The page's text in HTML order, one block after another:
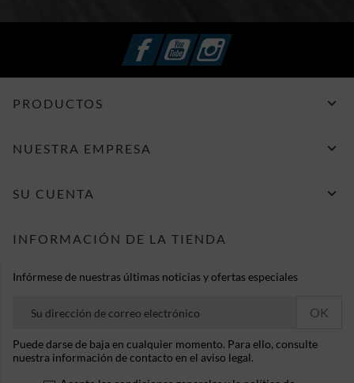
FacebookYouTubeInstagram
PRODUCTOS 
NUESTRA EMPRESA 
SU CUENTA 
INFORMACIÓN DE LA TIENDA
Infórmese de nuestras últimas noticias y ofertas especiales
Puede darse de baja en cualquier momento. Para ello, consulte
nuestra información de contacto en el aviso legal.